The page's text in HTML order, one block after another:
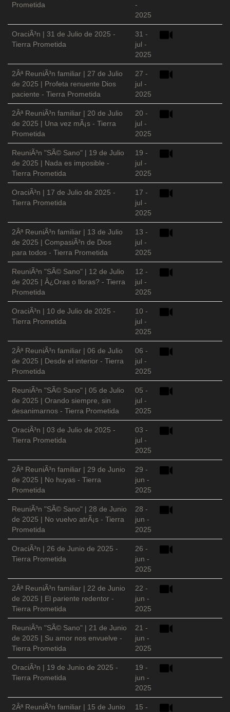
Prometida
-
2025
OraciÃ³n | 31 de Julio de 2025 -
Tierra Prometida
31 -
jul -
2025
2Âª ReuniÃ³n familiar | 27 de Julio
de 2025 | Profeta renuente Dios
paciente - Tierra Prometida
27 -
jul -
2025
2Âª ReuniÃ³n familiar | 20 de Julio
de 2025 | Una vez mÃ¡s - Tierra
Prometida
20 -
jul -
2025
ReuniÃ³n "SÃ© Sano" | 19 de Julio
de 2025 | Nada es imposible -
Tierra Prometida
19 -
jul -
2025
OraciÃ³n | 17 de Julio de 2025 -
Tierra Prometida
17 -
jul -
2025
2Âª ReuniÃ³n familiar | 13 de Julio
de 2025 | CompasiÃ³n de Dios
para todos - Tierra Prometida
13 -
jul -
2025
ReuniÃ³n "SÃ© Sano" | 12 de Julio
de 2025 | Â¿Oras o lloras? - Tierra
Prometida
12 -
jul -
2025
OraciÃ³n | 10 de Julio de 2025 -
Tierra Prometida
10 -
jul -
2025
2Âª ReuniÃ³n familiar | 06 de Julio
de 2025 | Desde el interior - Tierra
Prometida
06 -
jul -
2025
ReuniÃ³n "SÃ© Sano" | 05 de Julio
de 2025 | Orando siempre, sin
desanimarnos - Tierra Prometida
05 -
jul -
2025
OraciÃ³n | 03 de Julio de 2025 -
Tierra Prometida
03 -
jul -
2025
2Âª ReuniÃ³n familiar | 29 de Junio
de 2025 | No huyas - Tierra
Prometida
29 -
jun -
2025
ReuniÃ³n "SÃ© Sano" | 28 de Junio
de 2025 | No vuelvo atrÃ¡s - Tierra
Prometida
28 -
jun -
2025
OraciÃ³n | 26 de Junio de 2025 -
Tierra Prometida
26 -
jun -
2025
2Âª ReuniÃ³n familiar | 22 de Junio
de 2025 | El pariente redentor -
Tierra Prometida
22 -
jun -
2025
ReuniÃ³n "SÃ© Sano" | 21 de Junio
de 2025 | Su amor nos envuelve -
Tierra Prometida
21 -
jun -
2025
OraciÃ³n | 19 de Junio de 2025 -
Tierra Prometida
19 -
jun -
2025
2Âª ReuniÃ³n familiar | 15 de Junio
15 -